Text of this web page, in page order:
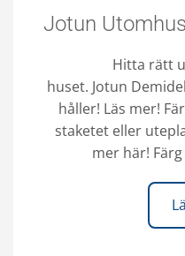
Jotun
Hitta rätt
huset. Jotun
håller! Läs mer!
staketet eller
mer här!